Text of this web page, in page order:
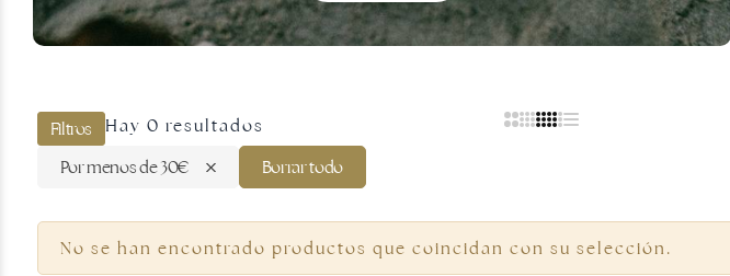
Filtros Hay 0 resultados
Por menos de 30€
Borrar todo
No se han encontrado productos que coincidan con su selección.
Joyas doradas